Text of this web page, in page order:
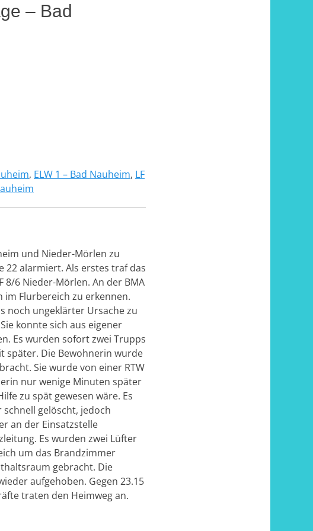
– Bad
, ELW 1 – Bad Nauheim, LF
und Nieder-Mörlen zu
22 alarmiert. Als erstes traf das
8/6 Nieder-Mörlen. An der BMA
im Flurbereich zu erkennen.
noch ungeklärter Ursache zu
konnte sich aus eigener
Es wurden sofort zwei Trupps
später. Die Bewohnerin wurde
Sie wurde von einer RTW
nur wenige Minuten später
zu spät gewesen wäre. Es
gelöscht, jedoch
an der Einsatzstelle
Es wurden zwei Lüfter
um das Brandzimmer
gebracht. Die
aufgehoben. Gegen 23.15
traten den Heimweg an.